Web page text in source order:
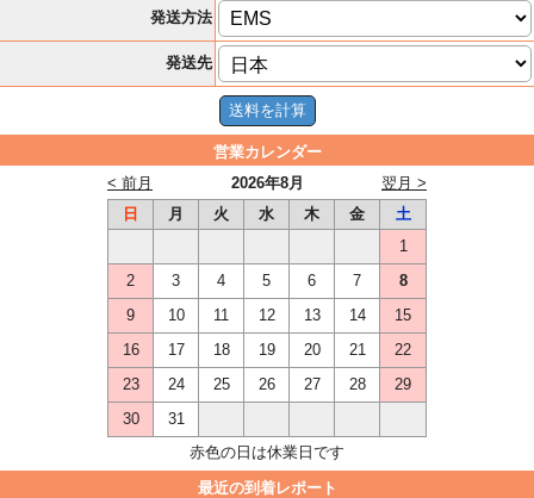
発送方法
発送先
営業カレンダー
2026年8月
< 前月
翌月 >
日
月 火 水 木 金
土
1
2
3 4 5 6 7
8
9
10 11 12 13 14
15
16
17 18 19 20 21
22
23
24 25 26 27 28
29
30
31
赤色の日は休業日です
最近の到着レポート